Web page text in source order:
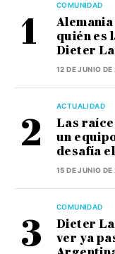
COMUNIDAD
quién es
Dieter
12 DE JUNIO
ACTUALIDAD
Las
un
desafía
15 DE JUNIO
COMUNIDAD
Dieter
ver ya